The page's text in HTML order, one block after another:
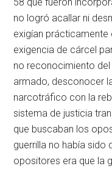
no logró acallar ni
exigían
exigencia de cárcel
no reconocimiento
armado, desconocer
narcotráfico con la
sistema de justicia
que buscaban los
guerrilla no había sido
opositores era que la